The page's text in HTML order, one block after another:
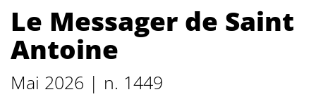
Le Messager de Saint
Antoine
Mai 2026 | n. 1449